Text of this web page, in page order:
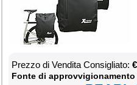
Prez­zo di Ven­di­ta Con­si­glia­to:
Fon­te di ap­prov­vi­gio­na­men­to